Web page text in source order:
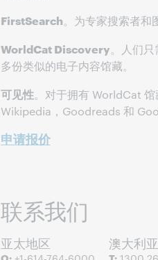
FirstSearch。为专家搜索者和
WorldCat Discovery。人们
多份类似的电子内容馆藏。
可见性。对于拥有 WorldCat
Wikipedia，Goodreads 和
申请报价
联系我们
亚太地区 澳大利